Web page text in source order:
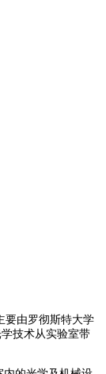
由罗彻斯特大学
技术从实验室带